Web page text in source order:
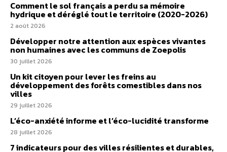
Comment le sol français a perdu sa mémoire
hydrique et déréglé tout le territoire (2020-2026)
2 août 2026
Développer notre attention aux espèces vivantes
non humaines avec les communs de Zoepolis
30 juillet 2026
Un kit citoyen pour lever les freins au
développement des forêts comestibles dans nos
villes
29 juillet 2026
L’éco-anxiété informe et l’éco-lucidité transforme
28 juillet 2026
7 indicateurs pour des villes résilientes et durables,